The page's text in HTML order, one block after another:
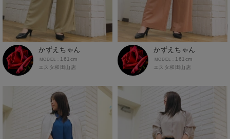
かずえちゃん
エスタ和田山店
161cm
かずえちゃん
エスタ和田山店
161cm